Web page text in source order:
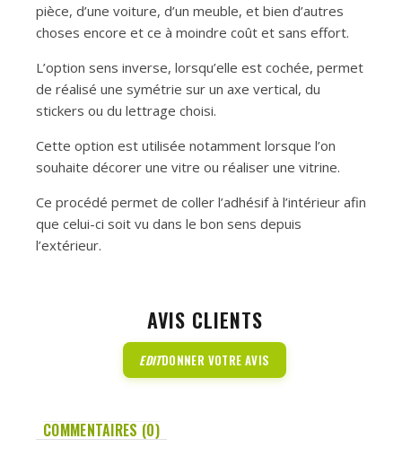
pièce, d’une voiture, d’un meuble, et bien d’autres
choses encore et ce à moindre coût et sans effort.
L’option sens inverse, lorsqu’elle est cochée, permet
de réalisé une symétrie sur un axe vertical, du
stickers ou du lettrage choisi.
Cette option est utilisée notamment lorsque l’on
souhaite décorer une vitre ou réaliser une vitrine.
Ce procédé permet de coller l’adhésif à l’intérieur afin
que celui-ci soit vu dans le bon sens depuis
l’extérieur.
AVIS CLIENTS
EDITDONNER VOTRE AVIS
COMMENTAIRES (0)